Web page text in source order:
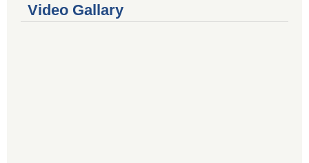
Video Gallary